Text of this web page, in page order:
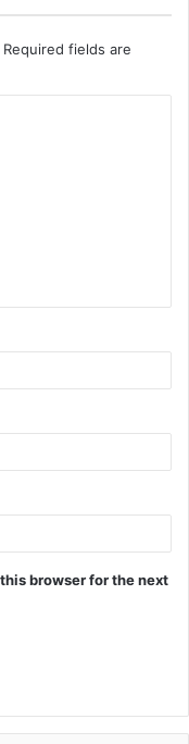
Required fields are
browser for the next